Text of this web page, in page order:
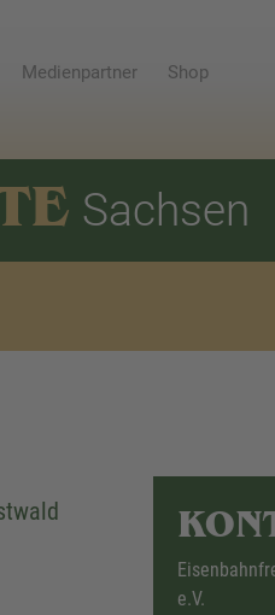
Medienpartner Shop
Sachsen
e.V.